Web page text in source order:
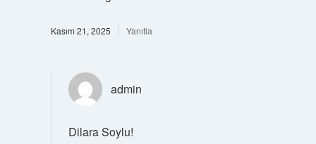
Kasım 21, 2025 Yanıtla
admin
Dilara Soylu!